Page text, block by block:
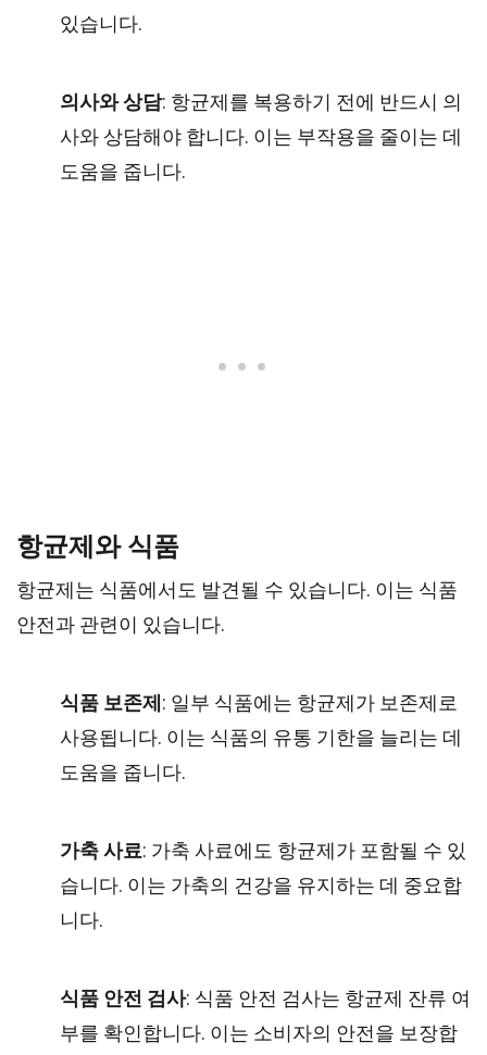
있습니다.
의사와 상담: 항균제를 복용하기 전에 반드시 의
사와 상담해야 합니다. 이는 부작용을 줄이는 데
도움을 줍니다.
항균제와 식품
항균제는 식품에서도 발견될 수 있습니다. 이는 식품
안전과 관련이 있습니다.
식품 보존제 : 일부 식품에는 항균제가 보존제로
사용됩니다. 이는 식품의 유통 기한을 늘리는 데
도움을 줍니다.
가축 사료: 가축 사료에도 항균제가 포함될 수 있
습니다. 이는 가축의 건강을 유지하는 데 중요합
니다.
식품 안전 검사: 식품 안전 검사는 항균제 잔류 여
부를 확인합니다. 이는 소비자의 안전을 보장합